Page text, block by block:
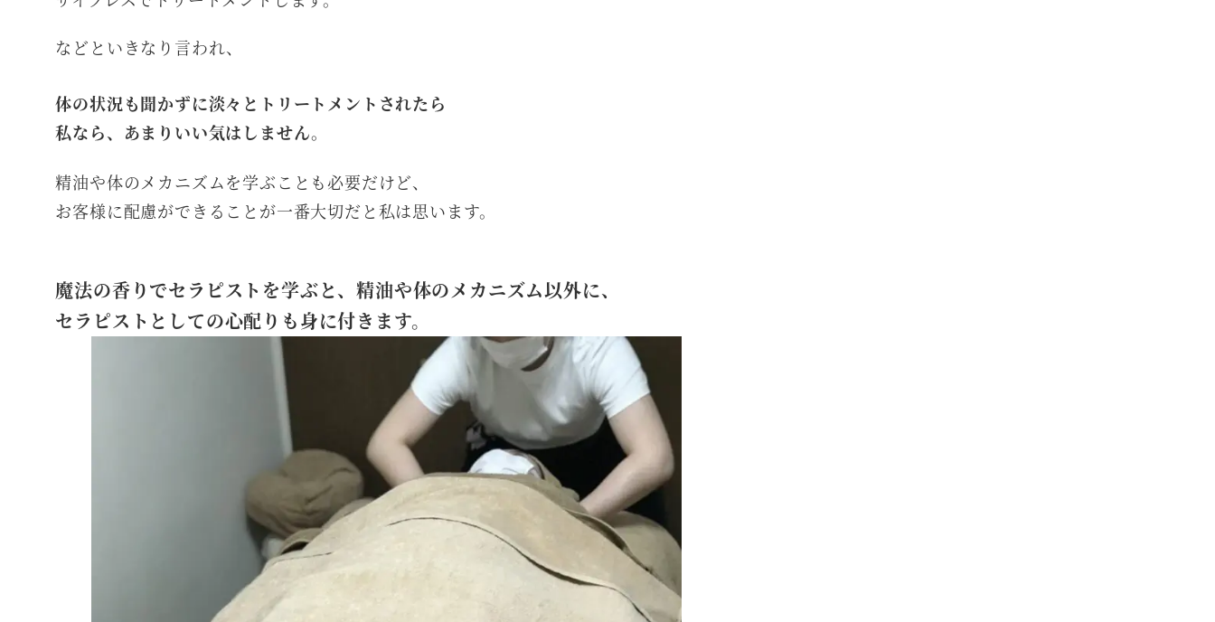
などといきなり言われ、
体の状況も聞かずに淡々とトリートメントされたら
私なら、あまりいい気はしません。
精油や体のメカニズムを学ぶことも必要だけど、
お客様に配慮ができることが一番大切だと私は思います。
魔法の香りでセラピストを学ぶと、精油や体のメカニズム以外に、
セラピストとしての心配りも身に付きます。